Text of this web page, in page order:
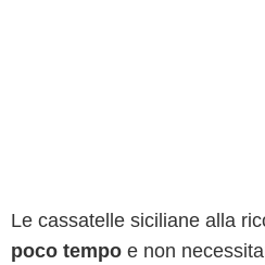
Le cassatelle siciliane alla
poco tempo e non